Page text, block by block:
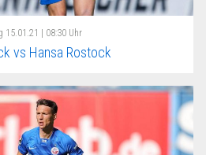
15.01.21 | 08:30 Uhr
vs Hansa Rostock